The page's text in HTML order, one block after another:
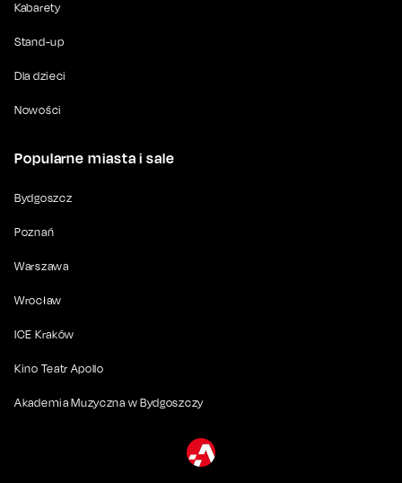
Kabarety
Stand-up
Dla dzieci
Nowości
Popularne miasta i sale
Bydgoszcz
Poznań
Warszawa
Wrocław
ICE Kraków
Kino Teatr Apollo
Akademia Muzyczna w Bydgoszczy